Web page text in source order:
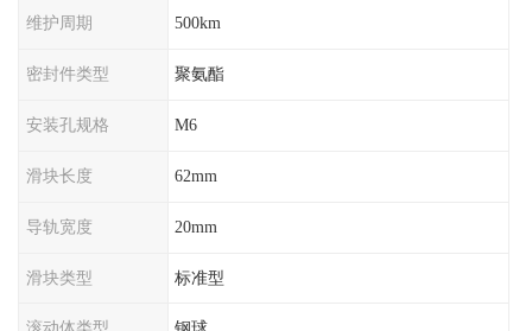
维护周期 500km
密封件类型 聚氨酯
安装孔规格 M6
滑块长度 62mm
导轨宽度 20mm
滑块类型 标准型